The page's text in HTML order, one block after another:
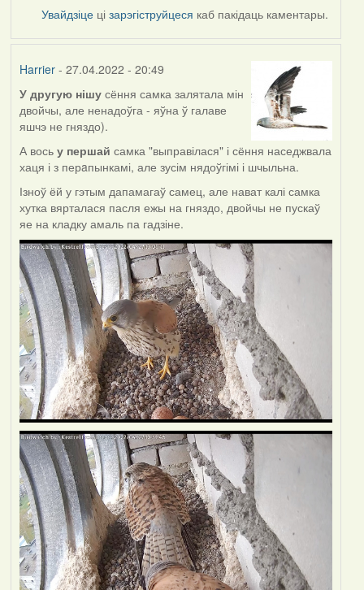
Увайдзіце цізарэгіструйцеся каб пакідаць каментары.
Harrier- 27.04.2022 - 20:49
У другую нішу сёння самка залятала мін
двойчы, але ненадоўга - яўна ў галаве
яшчэ не гняздо).
А вось у першай самка "выправілася" і сёння наседжвала
хаця і з перaпынкамі, але зусім нядоўгімі і шчыльна.
Ізноў ёй у гэтым дапамагаў самец, але нават калі самка
хутка вярталася пасля ежы на гняздо, двойчы не пускаў
яе на кладку амаль па гадзіне.